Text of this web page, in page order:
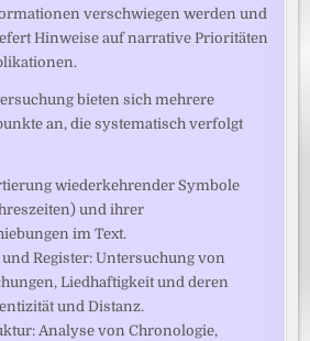
verschwiegen werden und
Hinweise auf narrative Prioritäten
bieten sich mehrere
an, die systematisch verfolgt
wiederkehrender Symbole
und ihrer
im Text.
Register: Untersuchung von
Liedhaftigkeit und deren
und Distanz.
Analyse von Chronologie,